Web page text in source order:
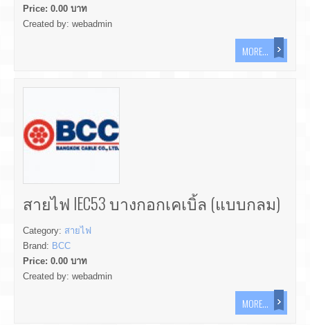
Price: 0.00 บาท
Created by: webadmin
MORE...
สายไฟ IEC53 บางกอกเคเบิ้ล (แบบกลม)
Category: สายไฟ
Brand: BCC
Price: 0.00 บาท
Created by: webadmin
MORE...